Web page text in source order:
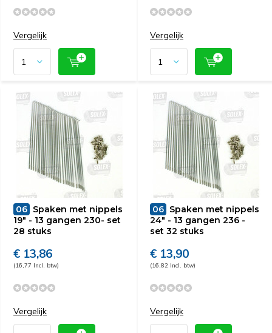
Vergelijk Vergelijk
06 Spaken met nippels
19" - 13 gangen 230- set
28 stuks
€ 13,86
(16,77 Incl. btw)
Vergelijk
06 Spaken met nippels
24" - 13 gangen 236 -
set 32 stuks
€ 13,90
(16,82 Incl. btw)
Vergelijk